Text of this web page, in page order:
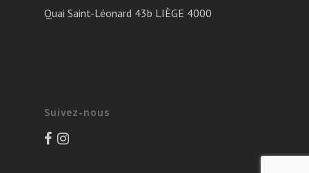
Quai Saint-Léonard 43b LIÈGE 4000
Suivez-nous